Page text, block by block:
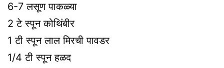
6-7 लसूण पाकळ्या
2 टे स्पून कोथिंबीर
1 टी स्पून लाल मिरची पावडर
1/4 टी स्पून हळद